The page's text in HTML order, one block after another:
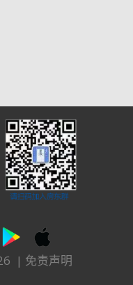
| 免责声明